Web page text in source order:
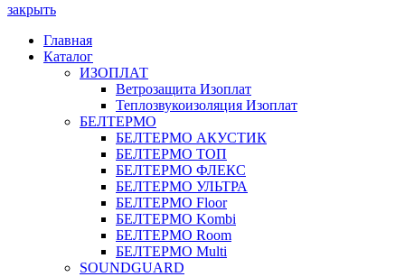
закрыть
Главная
Каталог
ИЗОПЛАТ
Ветрозащита Изоплат
Теплозвукоизоляция Изоплат
БЕЛТЕРМО
БЕЛТЕРМО АКУСТИК
БЕЛТЕРМО ТОП
БЕЛТЕРМО ФЛЕКС
БЕЛТЕРМО УЛЬТРА
БЕЛТЕРМО Floor
БЕЛТЕРМО Kombi
БЕЛТЕРМО Room
БЕЛТЕРМО Multi
SOUNDGUARD